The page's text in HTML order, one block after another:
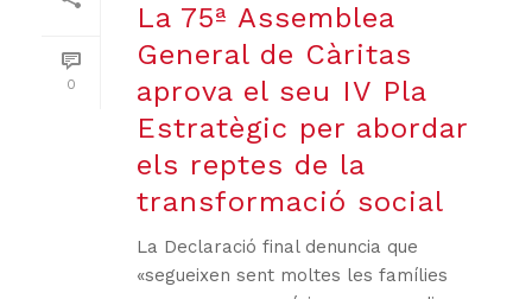
0
La 75ª Assemblea
General de Càritas
aprova el seu IV Pla
Estratègic per abordar
els reptes de la
transformació social
La Declaració final denuncia que
«segueixen sent moltes les famílies